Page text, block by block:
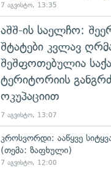
7 აგვისტო, 13:35
აშშ-ის საელჩო:
შტატები კვლავ
შეშფოთებულია
ტერიტორიის
ოკუპაციით
7 აგვისტო, 13:07
კროსვორდი: ააწყვე
(თემა: ზაფხული)
7 აგვისტო, 12:00